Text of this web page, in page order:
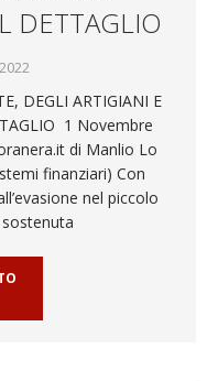
DETTAGLIO
DEGLI ARTIGIANI E
1 Novembre
di Manlio Lo
finanziari) Con
nel piccolo